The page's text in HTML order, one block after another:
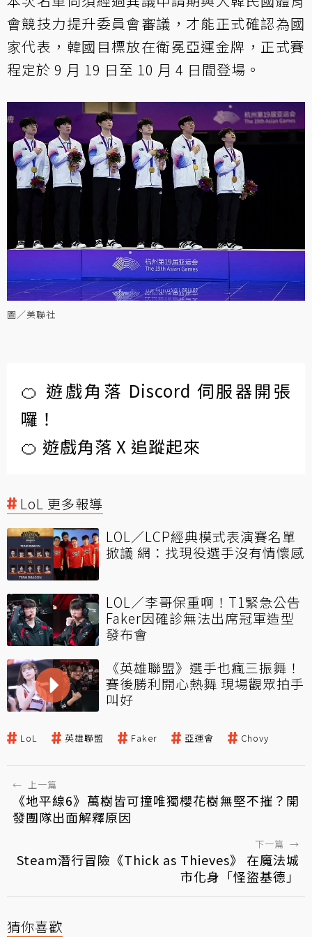
會競技力提升委員會審議，才能正式確認為國
家代表，韓國目標放在衛冕亞運金牌，正式賽
程定於 9 月 19 日至 10 月 4 日間登場。
圖／美聯社
🍊 遊戲角落 Discord 伺服器開張
囉！
🍊 遊戲角落 X 追蹤起來
LoL 更多報導
LOL／LCP經典模式表演賽名單
掀議 網：找現役選手沒有情懷感
LOL／李哥保重啊！T1緊急公告
Faker因確診無法出席冠軍造型
發布會
《英雄聯盟》選手也瘋三振舞！
賽後勝利開心熱舞 現場觀眾拍手
叫好
LoL 英雄聯盟 Faker 亞運會 Chovy
← 上一篇
《地平線6》萬樹皆可撞唯獨櫻花樹無堅不摧？開
發團隊出面解釋原因
下一篇 →
Steam潛行冒險《Thick as Thieves》 在魔法城
市化身「怪盜基德」
猜你喜歡